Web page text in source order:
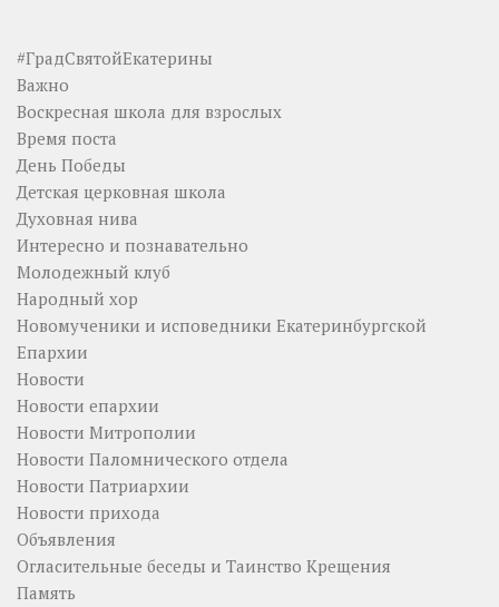
#ГрадСвятойЕкатерины
Важно
Воскресная школа для взрослых
Время поста
День Победы
Детская церковная школа
Духовная нива
Интересно и познавательно
Молодежный клуб
Народный хор
Новомученики и исповедники Екатеринбургской
Епархии
Новости
Новости епархии
Новости Митрополии
Новости Паломнического отдела
Новости Патриархии
Новости прихода
Объявления
Огласительные беседы и Таинство Крещения
Память